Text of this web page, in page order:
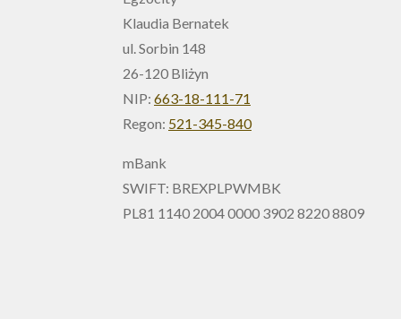
Klaudia Bernatek
ul. Sorbin 148
26-120 Bliżyn
NIP: 663-18-111-71
Regon: 521-345-840
mBank
SWIFT: BREXPLPWMBK
PL81 1140 2004 0000 3902 8220 8809